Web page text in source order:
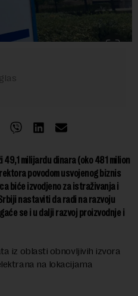
49,1 milijardu dinara (oko 481 milion
povodom usvojenog biznis
biće izvodjeno za istraživanja i
nastaviti da radi na razvoju
se i u dalji razvoj proizvodnje i
iz oblasti obnovljivih izvora
na lokacijama